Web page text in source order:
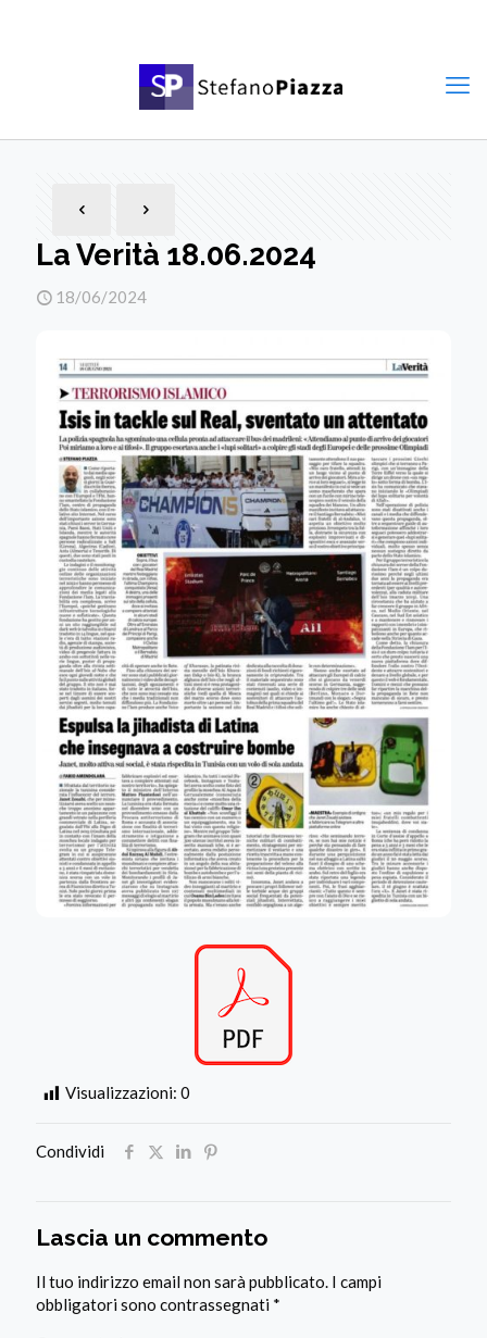
La Verità 18.06.2024
18/06/2024
Visualizzazioni: 0
Condividi
Lascia un commento
Il tuo indirizzo email non sarà pubblicato. I campi
obbligatori sono contrassegnati *